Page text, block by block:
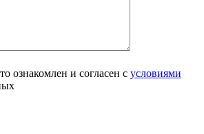
ознакомлен и согласен с условиями